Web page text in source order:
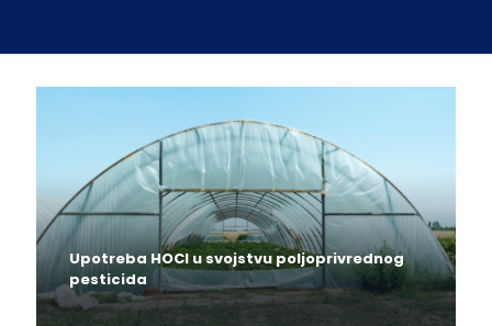
Upotreba HOCl u svojstvu poljoprivrednog
pesticida